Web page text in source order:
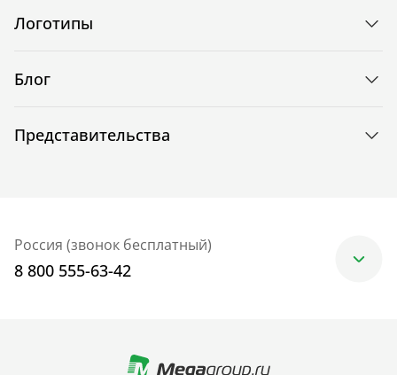
Логотипы
Блог
Представительства
Россия (звонок бесплатный)
8 800 555-63-42
+7 (499) 705-30-10